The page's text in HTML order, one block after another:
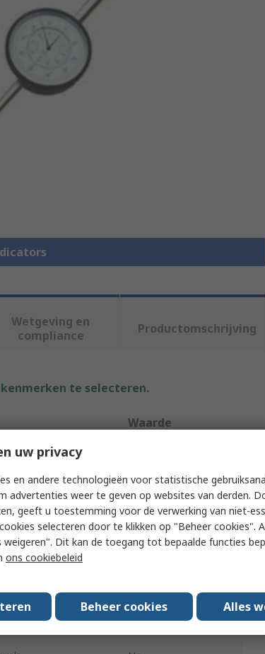
Wetgeving en
compliance
Productomschrijving
te selecteren.
Waarde
100 mm
Dial Indicator
0.01 mm
uw privacy
en andere technologieën voor statistische
advertenties weer te geven op websites van derden.
geeft u toestemming voor de verwerking van niet-
selecteren door te klikken op "Beheer cookies".
weigeren". Dit kan de toegang tot bepaalde functies
ons cookiebeleid
Beheer cookies Alles